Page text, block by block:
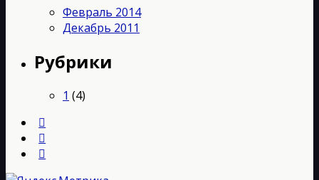
Февраль 2014
Декабрь 2011
Рубрики
1 (4)